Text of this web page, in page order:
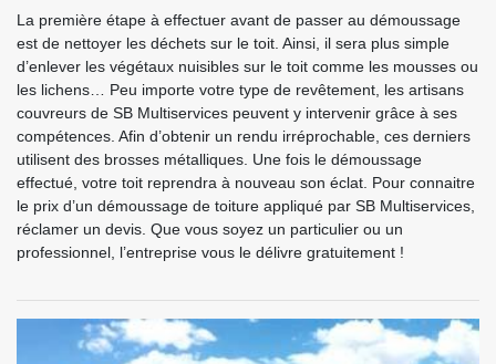
La première étape à effectuer avant de passer au démoussage
est de nettoyer les déchets sur le toit. Ainsi, il sera plus simple
d’enlever les végétaux nuisibles sur le toit comme les mousses ou
les lichens… Peu importe votre type de revêtement, les artisans
couvreurs de SB Multiservices peuvent y intervenir grâce à ses
compétences. Afin d’obtenir un rendu irréprochable, ces derniers
utilisent des brosses métalliques. Une fois le démoussage
effectué, votre toit reprendra à nouveau son éclat. Pour connaitre
le prix d’un démoussage de toiture appliqué par SB Multiservices,
réclamer un devis. Que vous soyez un particulier ou un
professionnel, l’entreprise vous le délivre gratuitement !